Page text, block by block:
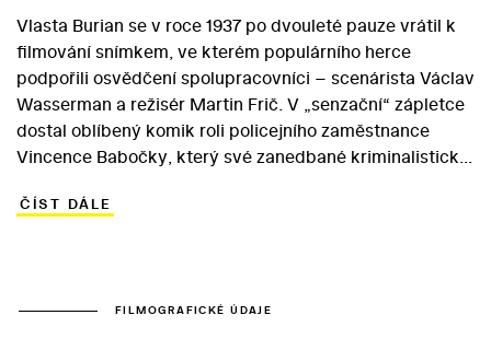
Vlasta Burian se v roce 1937 po dvouleté pauze vrátil k
filmování snímkem, ve kterém populárního herce
podpořili osvědčení spolupracovníci – scenárista Václav
Wasserman a režisér Martin Frič. V „senzační“ zápletce
dostal oblíbený komik roli policejního zaměstnance
Vincence Babočky, který své zanedbané kriminalistické
Varech. Díky podobnosti s dobrodruhem Weberem totiž
Nariškina poskytly Burianovi příležitost rozehrát naplno
ČÍST DÁLE
FILMOGRAFICKÉ ÚDAJE